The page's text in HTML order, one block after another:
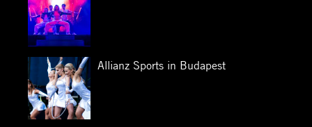
Allianz Sports in Budapest